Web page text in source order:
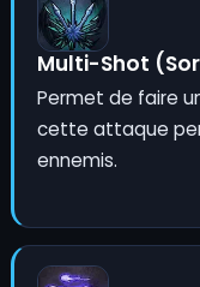
Multi-Shot
Permet de faire
cette attaque
ennemis.